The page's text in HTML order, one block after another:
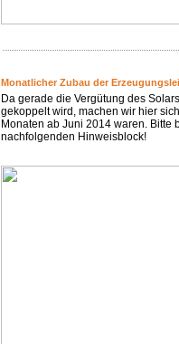
Monatlicher Zubau der
Da gerade die Vergütung des
gekoppelt wird, machen wir hier
Monaten ab Juni 2014 waren. Bitte
nachfolgenden Hinweisblock!